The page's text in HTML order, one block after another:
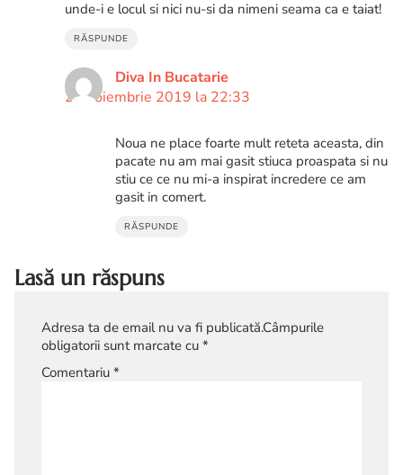
unde-i e locul si nici nu-si da nimeni seama ca e taiat!
RĂSPUNDE
Diva In Bucatarie
23 noiembrie 2019 la 22:33
Noua ne place foarte mult reteta aceasta, din
pacate nu am mai gasit stiuca proaspata si nu
stiu ce ce nu mi-a inspirat incredere ce am
gasit in comert.
RĂSPUNDE
Lasă un răspuns
Adresa ta de email nu va fi publicată.Câmpurile
obligatorii sunt marcate cu *
Comentariu *